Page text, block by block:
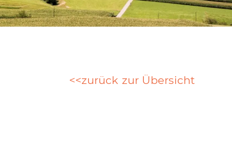
zurück zur Übersicht